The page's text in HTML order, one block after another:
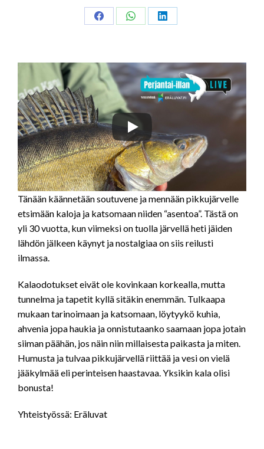
Share
Share
Share
Tänään käännetään soutuvene ja mennään pikkujärvelle
etsimään kaloja ja katsomaan niiden “asentoa”. Tästä on
yli 30 vuotta, kun viimeksi on tuolla järvellä heti jäiden
lähdön jälkeen käynyt ja nostalgiaa on siis reilusti
ilmassa.
Kalaodotukset eivät ole kovinkaan korkealla, mutta
tunnelma ja tapetit kyllä sitäkin enemmän. Tulkaapa
mukaan tarinoimaan ja katsomaan, löytyykö kuhia,
ahvenia jopa haukia ja onnistutaanko saamaan jopa jotain
siiman päähän, jos näin niin millaisesta paikasta ja miten.
Humusta ja tulvaa pikkujärvellä riittää ja vesi on vielä
jääkylmää eli perinteisen haastavaa. Yksikin kala olisi
bonusta!
Yhteistyössä: Eräluvat